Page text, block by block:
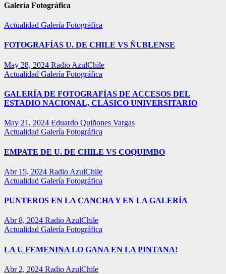
Galería Fotográfica
Actualidad Galería Fotográfica
FOTOGRAFÍAS U. DE CHILE VS ÑUBLENSE
May 28, 2024 Radio AzulChile
Actualidad Galería Fotográfica
GALERÍA DE FOTOGRAFÍAS DE ACCESOS DEL
ESTADIO NACIONAL, CLÁSICO UNIVERSITARIO
May 21, 2024 Eduardo Quiñones Vargas
Actualidad Galería Fotográfica
EMPATE DE U. DE CHILE VS COQUIMBO
Abr 15, 2024 Radio AzulChile
Actualidad Galería Fotográfica
PUNTEROS EN LA CANCHA Y EN LA GALERÍA
Abr 8, 2024 Radio AzulChile
Actualidad Galería Fotográfica
LA U FEMENINA LO GANA EN LA PINTANA!
Abr 2, 2024 Radio AzulChile